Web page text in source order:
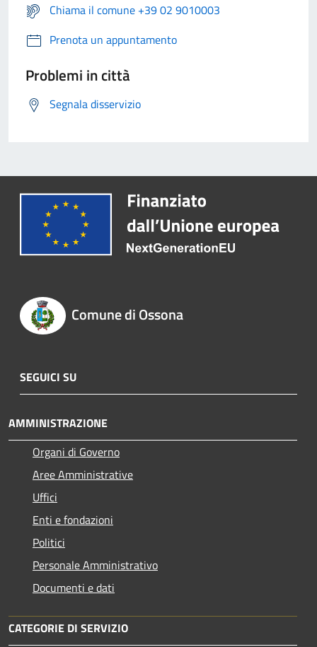
Chiama il comune +39 02 9010003
Prenota un appuntamento
Problemi in città
Segnala disservizio
Comune di Ossona
SEGUICI SU
AMMINISTRAZIONE
Organi di Governo
Aree Amministrative
Uffici
Enti e fondazioni
Politici
Personale Amministrativo
Documenti e dati
CATEGORIE DI SERVIZIO